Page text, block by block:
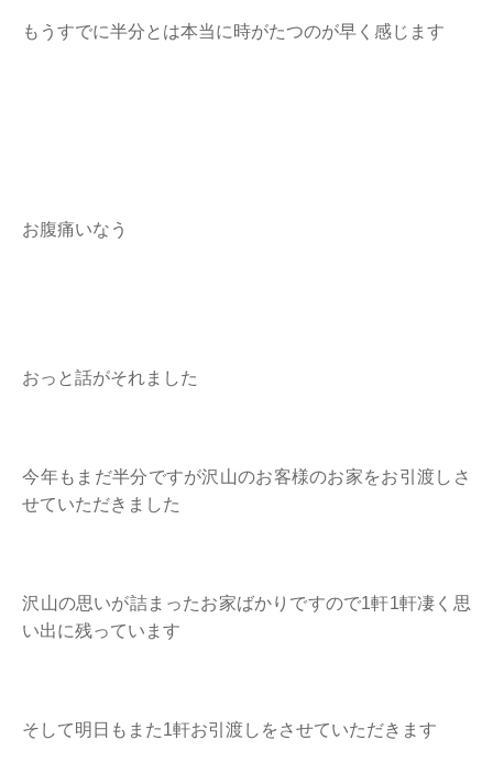
もうすでに半分とは本当に時がたつのが早く感じます
お腹痛いなう
おっと話がそれました
今年もまだ半分ですが沢山のお客様のお家をお引渡しさ
せていただきました
沢山の思いが詰まったお家ばかりですので1軒1軒凄く思
い出に残っています
そして明日もまた1軒お引渡しをさせていただきます